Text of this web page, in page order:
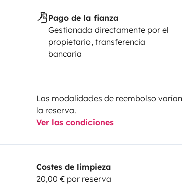
Pago de la fianza
Gestionada directamente por el
propietario, transferencia
bancaria
Las modalidades de reembolso
la reserva.
Ver las condiciones
Costes de limpieza
20,00 € por reserva